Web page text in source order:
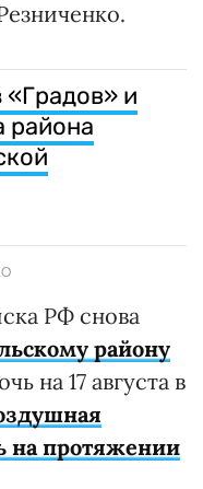
«Градов» и
района
РФ снова
району
на 17 августа в
на протяжении